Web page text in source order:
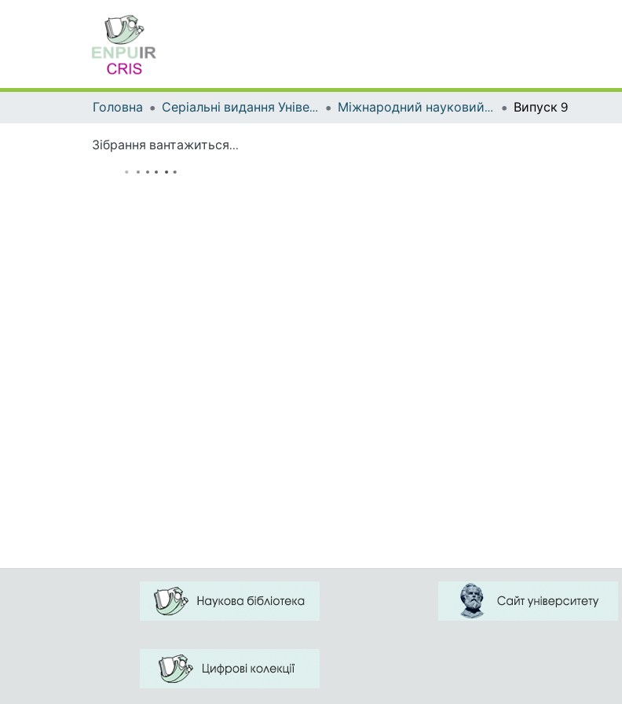
Головна Серіальні видання Університету Міжнародний науковий форум: соціологія, психологія, педагогіка, менеджмент Випуск 9
Зібрання вантажиться...